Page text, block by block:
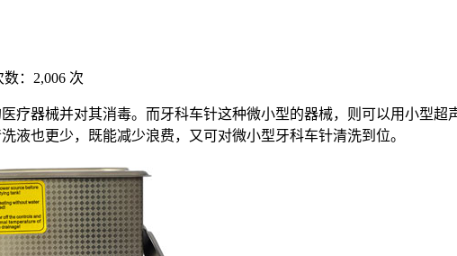
：2,006 次
疗器械并对其消毒。而牙科车针这种微小型的器械，则可以用小型超
也更少，既能减少浪费，又可对微小型牙科车针清洗到位。